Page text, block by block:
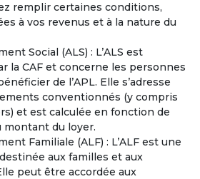
remplir certaines conditions,
à vos revenus et à la nature du
Social (ALS) : L’ALS est
la CAF et concerne les personnes
de l’APL. Elle s’adresse
conventionnés (y compris
et est calculée en fonction de
montant du loyer.
Familiale (ALF) : L’ALF est une
aux familles et aux
peut être accordée aux
ans